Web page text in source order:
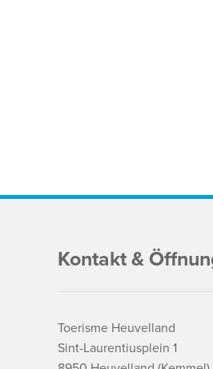
Kontakt &
Toerisme Heuvelland
Sint-Laurentiusplein 1